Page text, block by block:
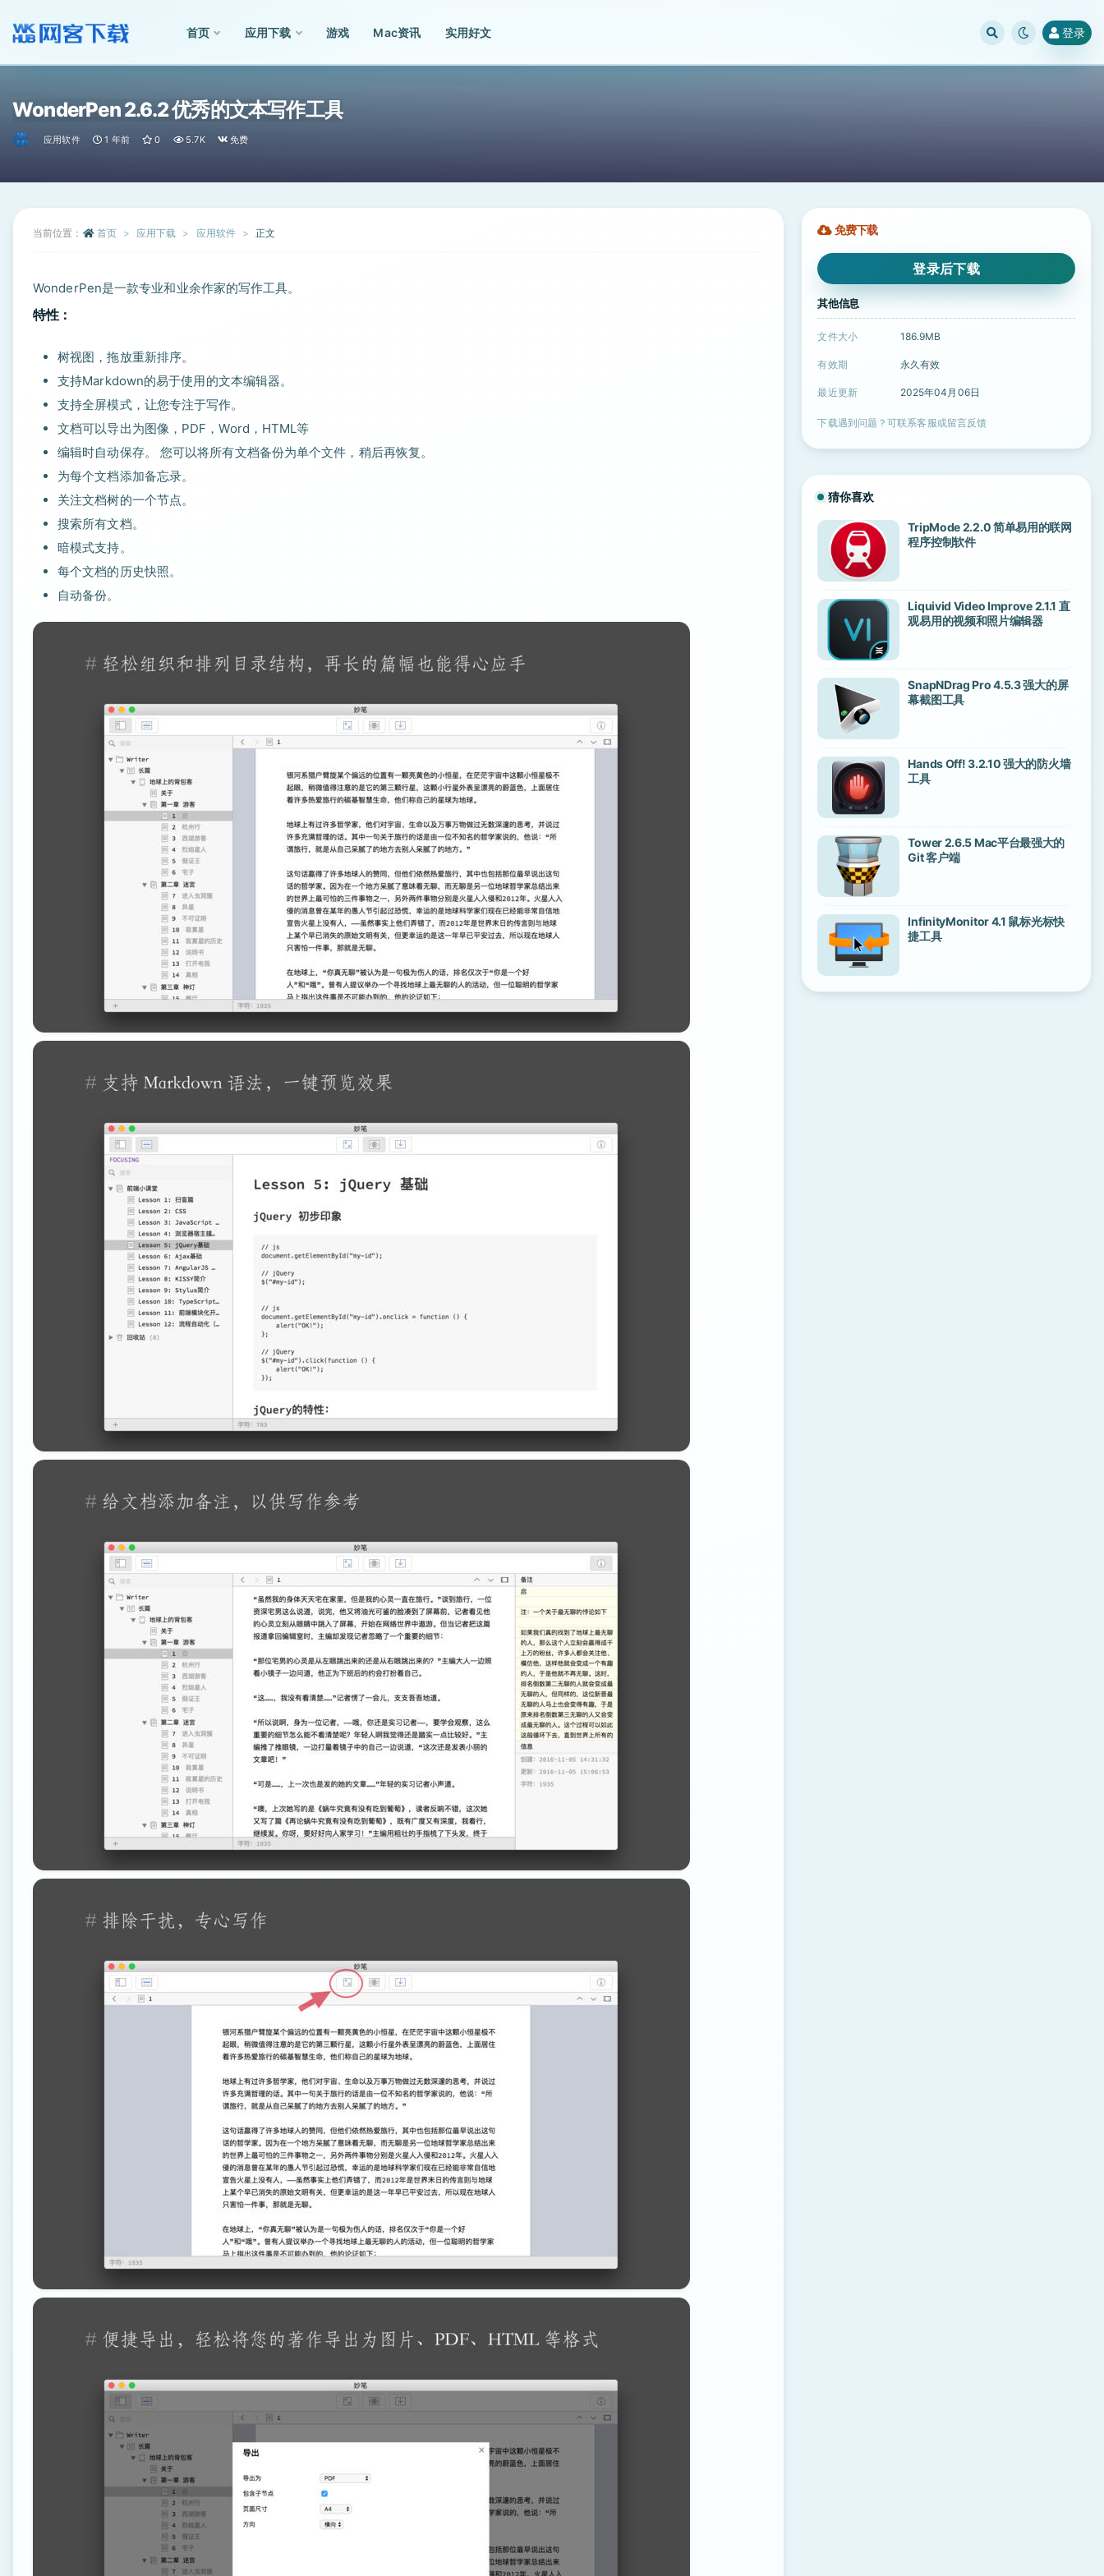
首页 应用下载 游戏 Mac资讯 实用好文 登录
WonderPen 2.6.2 优秀的文本写作工具
应用软件 1 年前 0 5.7K 免费
当前位置： 首页 应用下载 应用软件 正文
WonderPen是一款专业和业余作家的写作工具。
特性：
树视图，拖放重新排序。
支持Markdown的易于使用的文本编辑器。
支持全屏模式，让您专注于写作。
文档可以导出为图像，PDF，Word，HTML等
编辑时自动保存。 您可以将所有文档备份为单个文件，稍后再恢复。
为每个文档添加备忘录。
关注文档树的一个节点。
搜索所有文档。
暗模式支持。
每个文档的历史快照。
自动备份。
免费下载
登录后下载
其他信息
文件大小 186.9MB
有效期 永久有效
最近更新 2025年04月06日
下载遇到问题？可联系客服或留言反馈
猜你喜欢
TripMode 2.2.0 简单易用的联网
程序控制软件
Liquivid Video Improve 2.1.1 直
观易用的视频和照片编辑器
SnapNDrag Pro 4.5.3 强大的屏
幕截图工具
Hands Off! 3.2.10 强大的防火墙
工具
Tower 2.6.5 Mac平台最强大的
Git 客户端
InfinityMonitor 4.1 鼠标光标快
捷工具